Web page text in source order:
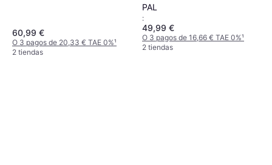
60,99 €
O 3 pagos de 20,33 € TAE 0%¹
2 tiendas
PAL
:
49,99 €
O 3 pagos de 16,66 € TAE 0%¹
2 tiendas